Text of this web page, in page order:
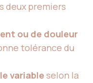
deux premiers
ou de douleur
tolérance du
variable selon la